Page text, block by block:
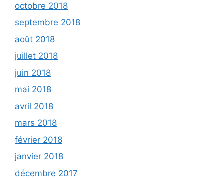
octobre 2018
septembre 2018
août 2018
juillet 2018
juin 2018
mai 2018
avril 2018
mars 2018
février 2018
janvier 2018
décembre 2017